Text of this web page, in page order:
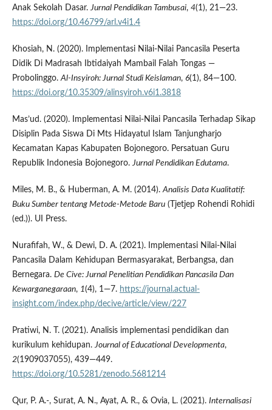
Anak Sekolah Dasar.Jurnal Pendidikan Tambusai, 4(1), 21—23.
https://doi.org/10.46799/arl.v4i1.4
Khosiah, N. (2020). Implementasi Nilai-Nilai Pancasila Peserta
Didik Di Madrasah Ibtidaiyah Mambail Falah Tongas —
Probolinggo.Al-Insyiroh: Jurnal Studi Keislaman, 6(1), 84—100.
https://doi.org/10.35309/alinsyiroh.v6i1.3818
Mas’ud. (2020). Implementasi Nilai-Nilai Pancasila Terhadap Sikap
Disiplin Pada Siswa Di Mts Hidayatul Islam Tanjungharjo
Kecamatan Kapas Kabupaten Bojonegoro. Persatuan Guru
Republik Indonesia Bojonegoro.Jurnal Pendidikan Edutama.
Miles, M. B., & Huberman, A. M. (2014).Analisis Data Kualitatif:
Buku Sumber tentang Metode-Metode Baru(Tjetjep Rohendi Rohidi
(ed.)). UI Press.
Nurafifah, W., & Dewi, D. A. (2021). Implementasi Nilai-Nilai
Pancasila Dalam Kehidupan Bermasyarakat, Berbangsa, dan
Bernegara. De Cive: Jurnal Penelitian Pendidikan Pancasila Dan
Kewarganegaraan, 1(4), 1—7. https://journal.actual-
insight.com/index.php/decive/article/view/227
Pratiwi, N. T. (2021). Analisis implementasi pendidikan dan
kurikulum kehidupan.Journal of Educational Developmenta,
2(1909037055), 439—449.
https://doi.org/10.5281/zenodo.5681214
Qur, P. A.-, Surat, A. N., Ayat, A. R., & Ovia, L. (2021). Internalisasi